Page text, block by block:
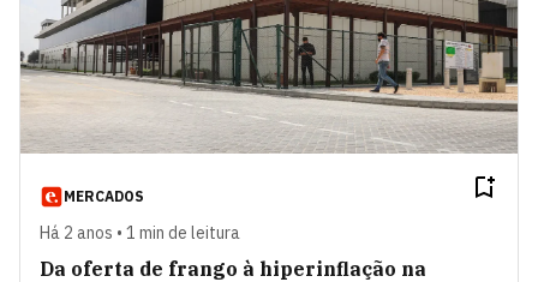
MERCADOS
Há 2 anos • 1 min de leitura
Da oferta de frango à hiperinflação na